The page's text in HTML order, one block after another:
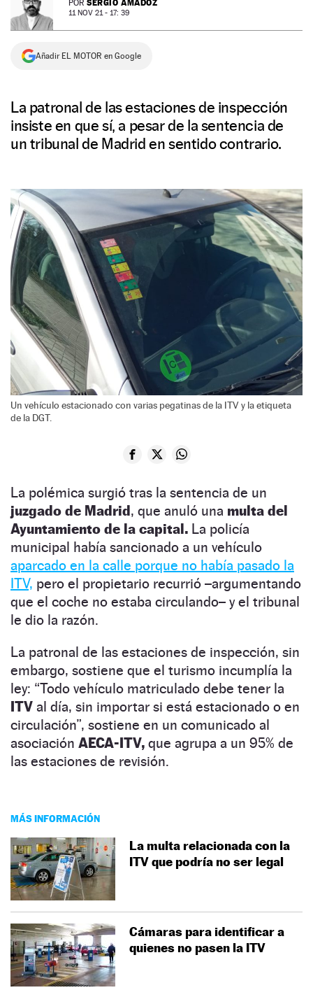
NEWSLETTER
SÍGUENOS
POR SERGIO AMADOZ
11 NOV 21 - 17: 39
Añadir EL MOTOR en Google
La patronal de las estaciones de inspección
insiste en que sí, a pesar de la sentencia de
un tribunal de Madrid en sentido contrario.
Un vehículo estacionado con varias pegatinas de la ITV y la etiqueta
de la DGT.
La polémica surgió tras la sentencia de un
juzgado de Madrid, que anuló una multa del
Ayuntamiento de la capital. La policía
municipal había sancionado a un vehículo
aparcado en la calle porque no había pasado la
ITV, pero el propietario recurrió –argumentando
que el coche no estaba circulando– y el tribunal
le dio la razón.
La patronal de las estaciones de inspección, sin
embargo, sostiene que el turismo incumplía la
ley: “Todo vehículo matriculado debe tener la
ITV al día, sin importar si está estacionado o en
circulación”, sostiene en un comunicado al
asociación AECA-ITV, que agrupa a un 95% de
las estaciones de revisión.
MÁS INFORMACIÓN
La multa relacionada con la
ITV que podría no ser legal
Cámaras para identificar a
quienes no pasen la ITV